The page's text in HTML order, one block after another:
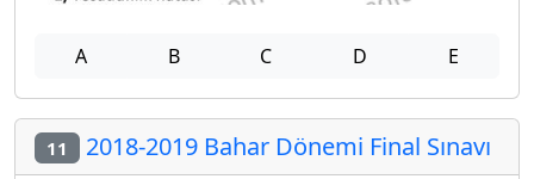
A B C D E
11 2018-2019 Bahar Dönemi Final Sınavı